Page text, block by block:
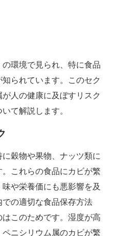
環境で見られ、特に食品
られています。このセク
人の健康に及ぼすリスク
て解説します。
穀物や果物、ナッツ類に
これらの食品にカビが繁
や栄養価にも悪影響を及
の適切な食品保存方法
このためです。湿度が高
ニシリウム属のカビが繁